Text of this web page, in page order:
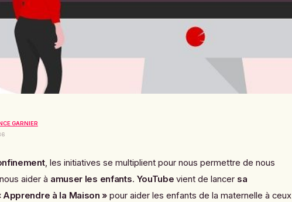
GARNIER
, les initiatives se multiplient pour nous permettre de nous
aider à amuser les enfants. YouTube vient de lancer sa
à la Maison » pour aider les enfants de la maternelle à ceux